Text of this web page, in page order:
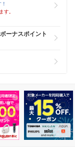
す。
ーナスポイント